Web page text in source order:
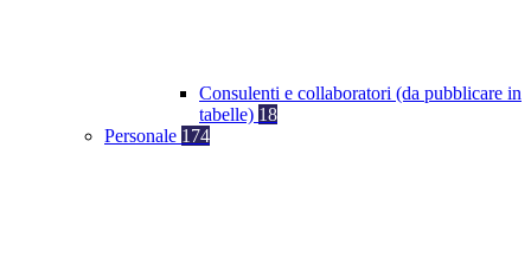
Consulenti e collaboratori (da pubblicare in
tabelle) 18
Personale 174